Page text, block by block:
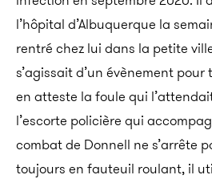
l’hôpital d’Albuquerque la
rentré chez lui dans la petite
s’agissait d’un évènement
en atteste la foule qui
l’escorte policière qui
combat de Donnell ne s’arrête
toujours en fauteuil roulant, il